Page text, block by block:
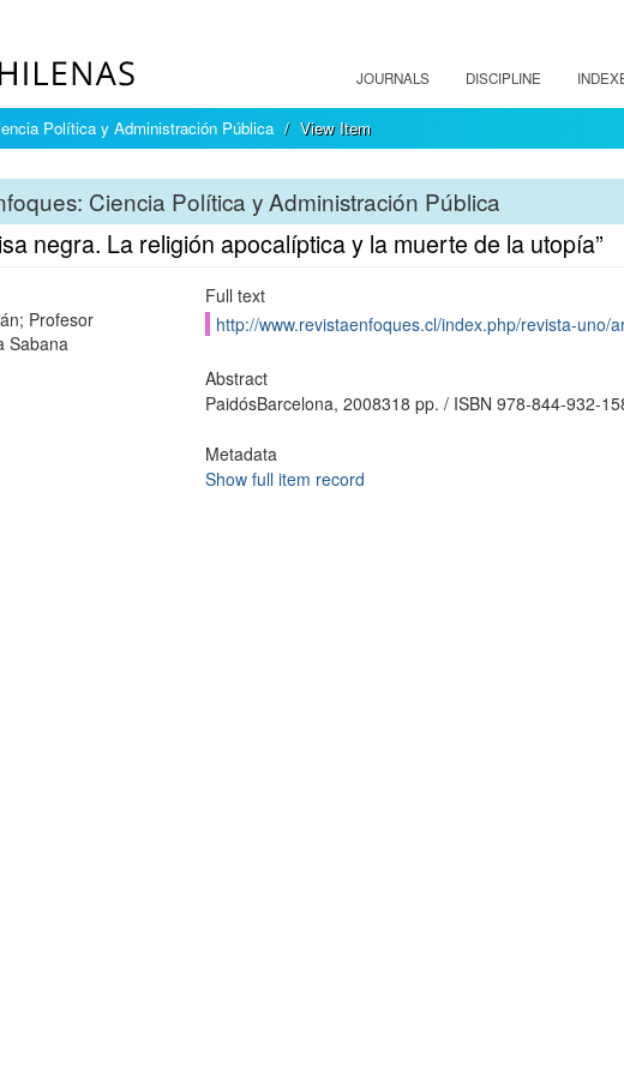
JOURNALS DISCIPLINE
Política y Administración Pública View Item
Ciencia Política y Administración Pública
negra. La religión apocalíptica y la muerte de la utopía”
Profesor
Sabana
Full text
http://www.revistaenfoques.cl/index.php/revista-uno/
Abstract
PaidósBarcelona, 2008318 pp. / ISBN 978-844-932-
Metadata
Show full item record